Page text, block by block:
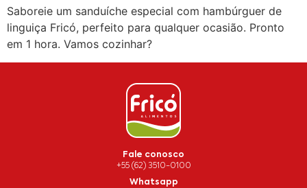
Saboreie um sanduíche especial com hambúrguer de
linguiça Fricó, perfeito para qualquer ocasião. Pronto
em 1 hora. Vamos cozinhar?
Fale conosco
+55 (62) 3510-0100
Whatsapp